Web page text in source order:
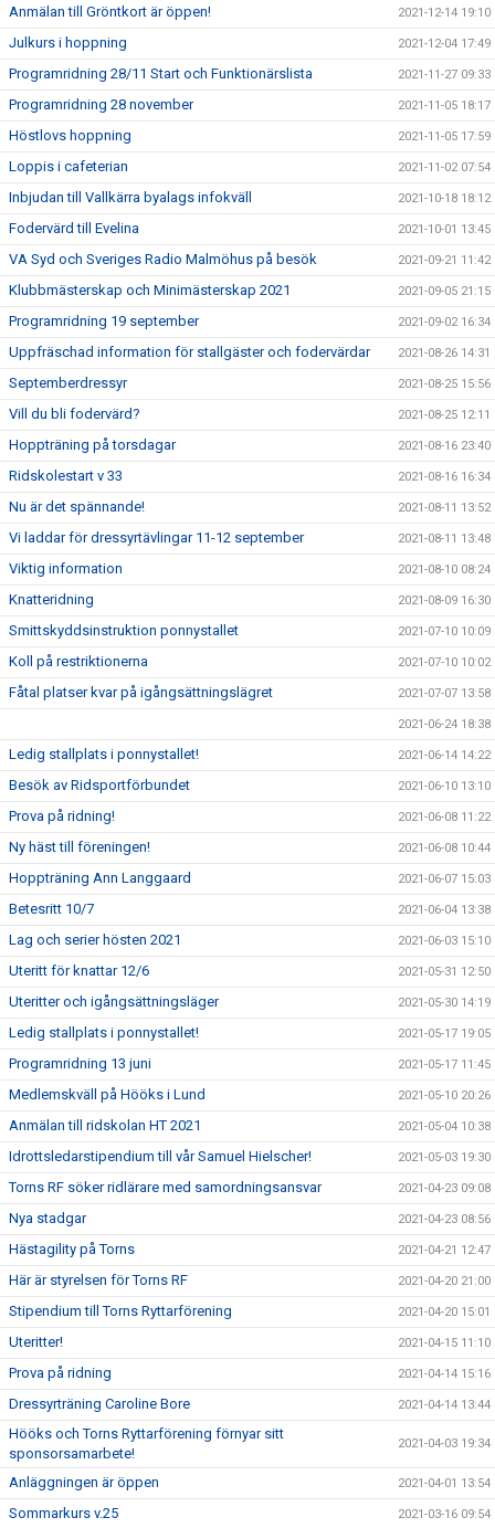
Anmälan till Gröntkort är öppen! 2021-12-14 19:10
Julkurs i hoppning 2021-12-04 17:49
Programridning 28/11 Start och Funktionärslista 2021-11-27 09:33
Programridning 28 november 2021-11-05 18:17
Höstlovs hoppning 2021-11-05 17:59
Loppis i cafeterian 2021-11-02 07:54
Inbjudan till Vallkärra byalags infokväll 2021-10-18 18:12
Fodervärd till Evelina 2021-10-01 13:45
VA Syd och Sveriges Radio Malmöhus på besök 2021-09-21 11:42
Klubbmästerskap och Minimästerskap 2021 2021-09-05 21:15
Programridning 19 september 2021-09-02 16:34
Uppfräschad information för stallgäster och fodervärdar 2021-08-26 14:31
Septemberdressyr 2021-08-25 15:56
Vill du bli fodervärd? 2021-08-25 12:11
Hoppträning på torsdagar 2021-08-16 23:40
Ridskolestart v 33 2021-08-16 16:34
Nu är det spännande! 2021-08-11 13:52
Vi laddar för dressyrtävlingar 11-12 september 2021-08-11 13:48
Viktig information 2021-08-10 08:24
Knatteridning 2021-08-09 16:30
Smittskyddsinstruktion ponnystallet 2021-07-10 10:09
Koll på restriktionerna 2021-07-10 10:02
Fåtal platser kvar på igångsättningslägret 2021-07-07 13:58
2021-06-24 18:38
Ledig stallplats i ponnystallet! 2021-06-14 14:22
Besök av Ridsportförbundet 2021-06-10 13:10
Prova på ridning! 2021-06-08 11:22
Ny häst till föreningen! 2021-06-08 10:44
Hoppträning Ann Langgaard 2021-06-07 15:03
Betesritt 10/7 2021-06-04 13:38
Lag och serier hösten 2021 2021-06-03 15:10
Uteritt för knattar 12/6 2021-05-31 12:50
Uteritter och igångsättningsläger 2021-05-30 14:19
Ledig stallplats i ponnystallet! 2021-05-17 19:05
Programridning 13 juni 2021-05-17 11:45
Medlemskväll på Hööks i Lund 2021-05-10 20:26
Anmälan till ridskolan HT 2021 2021-05-04 10:38
Idrottsledarstipendium till vår Samuel Hielscher! 2021-05-03 19:30
Torns RF söker ridlärare med samordningsansvar 2021-04-23 09:08
Nya stadgar 2021-04-23 08:56
Hästagility på Torns 2021-04-21 12:47
Här är styrelsen för Torns RF 2021-04-20 21:00
Stipendium till Torns Ryttarförening 2021-04-20 15:01
Uteritter! 2021-04-15 11:10
Prova på ridning 2021-04-14 15:16
Dressyrträning Caroline Bore 2021-04-14 13:44
Hööks och Torns Ryttarförening förnyar sitt
sponsorsamarbete!
2021-04-03 19:34
Anläggningen är öppen 2021-04-01 13:54
Sommarkurs v.25 2021-03-16 09:54